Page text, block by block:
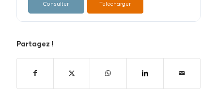
Consulter Télécharger
Partagez !